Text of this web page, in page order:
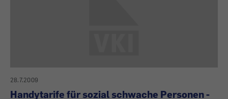
28.7.2009
Handytarife für sozial schwache Personen -